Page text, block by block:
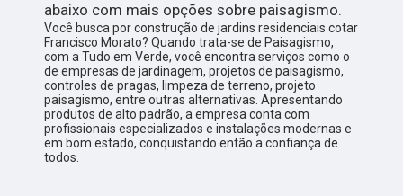
abaixo com mais opções sobre paisagismo.
Você busca por construção de jardins residenciais cotar
Francisco Morato? Quando trata-se de Paisagismo,
com a Tudo em Verde, você encontra serviços como o
de empresas de jardinagem, projetos de paisagismo,
controles de pragas, limpeza de terreno, projeto
paisagismo, entre outras alternativas. Apresentando
produtos de alto padrão, a empresa conta com
profissionais especializados e instalações modernas e
em bom estado, conquistando então a confiança de
todos.